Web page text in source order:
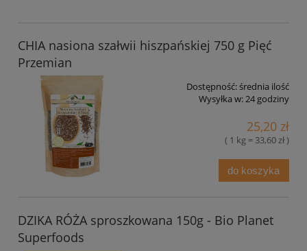
CHIA nasiona szałwii hiszpańskiej 750 g Pięć
Przemian
Dostępność:średnia ilość
Wysyłka w:24 godziny
25,20 zł
( 1 kg = 33,60 zł )
do koszyka
DZIKA RÓŻA sproszkowana 150g - Bio Planet
Superfoods